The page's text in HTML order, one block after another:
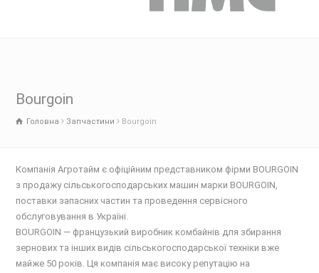
Bourgoin
Головна Запчастини Bourgoin
Компанія Агротайм є офіційним представником фірми BOURGOIN
з продажу сільськогосподарських машин марки BOURGOIN,
поставки запасних частин та проведення сервісного
обслуговування в Україні.
BOURGOIN — французький виробник комбайнів для збирання
зернових та інших видів сільськогосподарської техніки вже
майже 50 років. Ця компанія має високу репутацію на